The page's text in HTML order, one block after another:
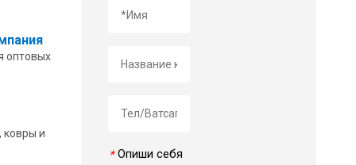
оптовых
ковры и
* Опиши себя